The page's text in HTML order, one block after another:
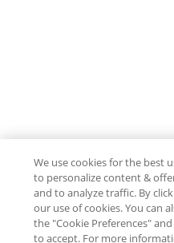
We use cookies for the best
to personalize content &
and to analyze traffic. By
our use of cookies. You can
the "Cookie Preferences"
to accept. For more